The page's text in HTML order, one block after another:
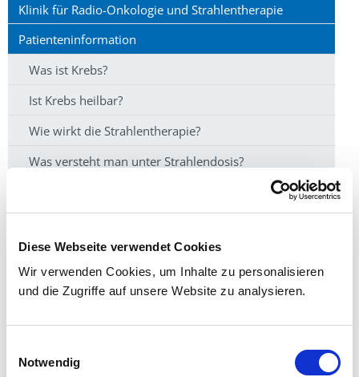
Diese Webseite verwendet Cookies
Wir verwenden Cookies, um Inhalte zu personalisieren
und die Zugriffe auf unsere Website zu analysieren.
Notwendig
Klinik für Radio-Onkologie und Strahlentherapie
Patienteninformation
Was ist Krebs?
Ist Krebs heilbar?
Wie wirkt die Strahlentherapie?
Was versteht man unter Strahlendosis?
Was ist Chemotherapie?
Wie ist der zeitliche Ablauf der Bestrahlung?
Wie verkürze ich die täglichen Wartezeiten während